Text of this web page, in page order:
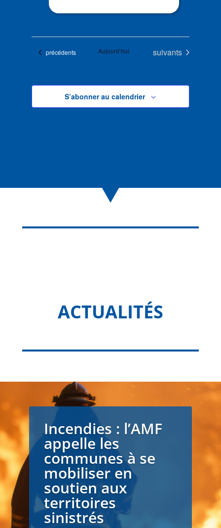
Évènements
précédents Aujourd’hui Évènements
suivants
S’abonner au calendrier
ACTUALITÉS
Incendies : l’AMF
appelle les
communes à se
mobiliser en
soutien aux
territoires
sinistrés